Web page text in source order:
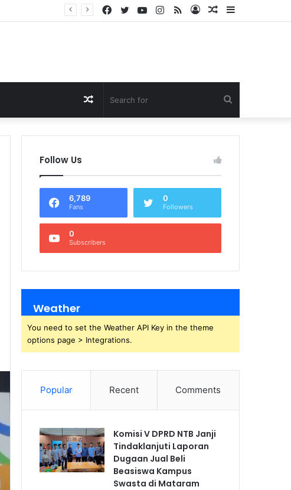
Random
Log
RSS
Instagram
YouTube
Twitter
Facebook
for
Random
Article
Follow Us
6,789
Fans
0
Followers
0
Subscribers
Weather
You need to set the Weather API Key in the theme
options page > Integrations.
Popular Recent Comments
Komisi V DPRD NTB Janji
Tindaklanjuti Laporan
Dugaan Jual Beli
Beasiswa Kampus
Swasta di Mataram